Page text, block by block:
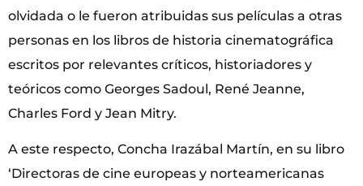
olvidada o le fueron atribuidas sus películas a otras
personas en los libros de historia cinematográfica
escritos por relevantes críticos, historiadores y
teóricos como Georges Sadoul, René Jeanne,
Charles Ford y Jean Mitry.
A este respecto, Concha Irazábal Martín, en su libro
‘Directoras de cine europeas y norteamericanas